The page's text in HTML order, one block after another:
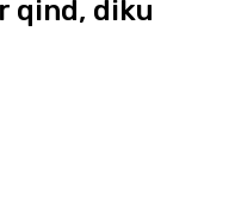
qind, diku